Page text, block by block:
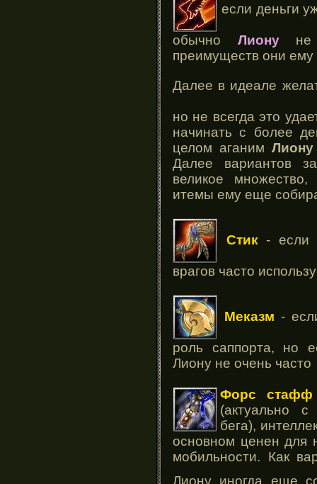
если деньги
обычно Лионуне
преимуществ они ему
Далее в идеале
но не всегда это
начинать с более
целом аганимЛиону
Далее вариантов
великое
итемы ему еще
Стик- если
врагов часто
Меказм -
роль саппорта, но
Лиону не очень часто
Форс стафф
(актуально
бега),
основном ценен для
мобильности. Как
Лиону иногда еще